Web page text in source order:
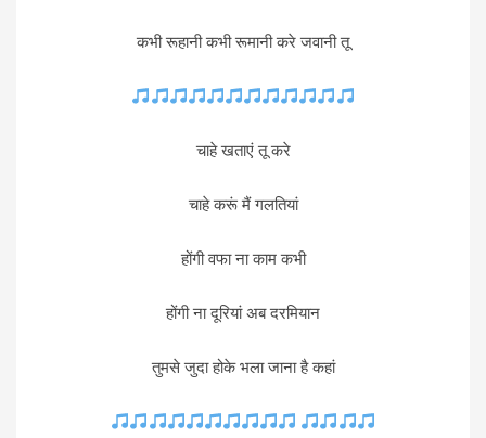
कभी रूहानी कभी रूमानी करे जवानी तू
चाहे खताएं तू करे
चाहे करूं मैं गलतियां
होंगी वफा ना काम कभी
होंगी ना दूरियां अब दरमियान
तुमसे जुदा होके भला जाना है कहां